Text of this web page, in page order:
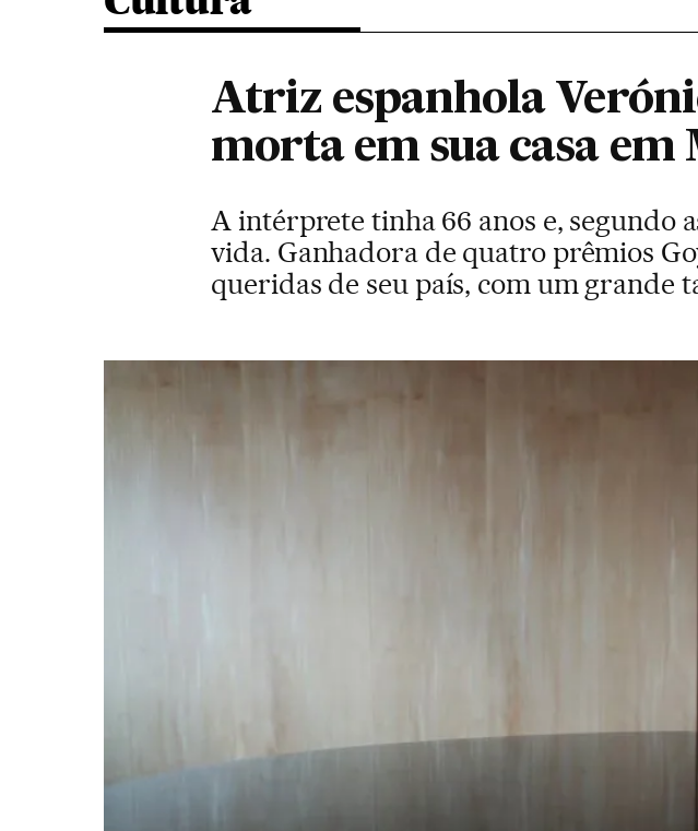
Atriz espanhola
morta em sua casa em
A intérprete tinha 66 anos e, segundo
vida. Ganhadora de quatro prêmios
queridas de seu país, com um grande